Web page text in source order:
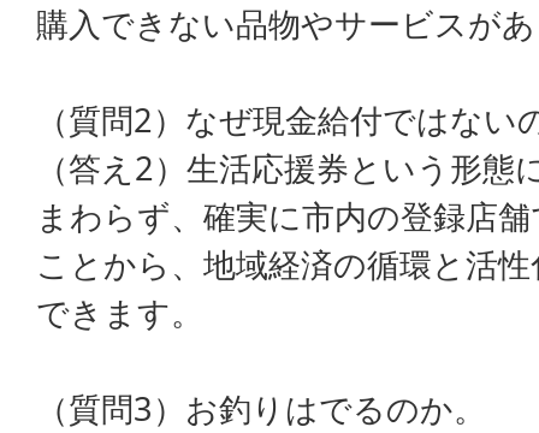
購入できない品物やサービスが
（質問2）なぜ現金給付ではない
（答え2）生活応援券という形
まわらず、確実に市内の登録店
ことから、地域経済の循環と活
できます。
（質問3）お釣りはでるのか。